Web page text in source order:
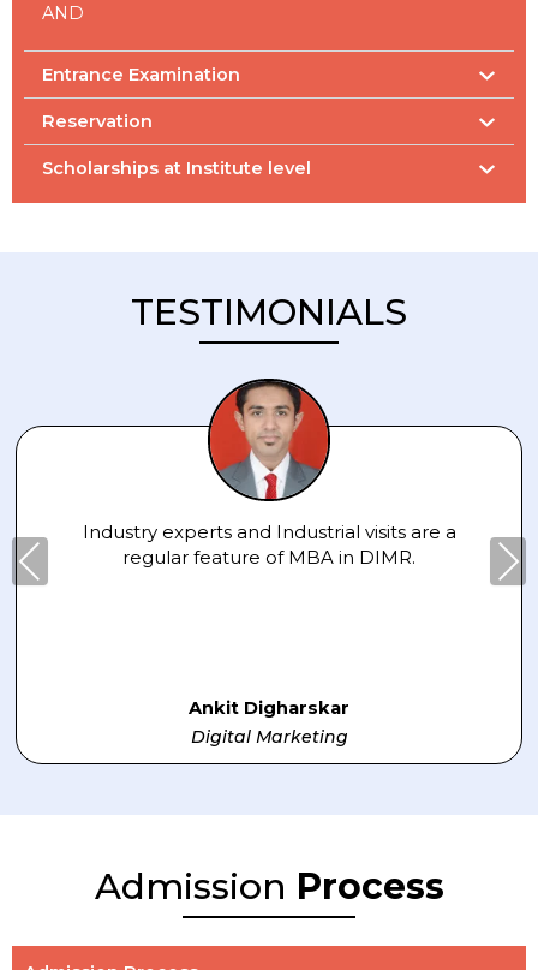
AND
Entrance Examination
Reservation
Scholarships at Institute level
TESTIMONIALS
Industry experts and Industrial visits are a
regular feature of MBA in DIMR.
Ankit Digharskar
Digital Marketing
Pre
viou
Nex
t
Admission Process